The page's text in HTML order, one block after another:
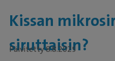
Kissan
siruttaisin?
Päivitetty 8.8.2025